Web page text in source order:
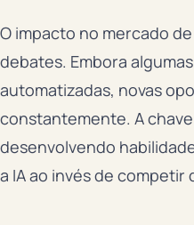
O impacto no mercado
debates. Embora
automatizadas, novas
constantemente. A
desenvolvendo
a IA ao invés de